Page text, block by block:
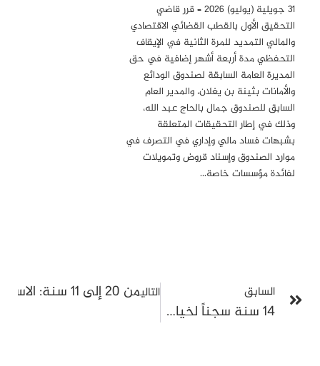
31 جويلية (يوليو) 2026 – قرر قاضي
التحقيق الأول بالقطب القضائي الاقتصادي
والمالي التمديد للمرة الثانية في الإيقاف
التحفظي مدة أربعة أشهر إضافية في حق
المديرة العامة السابقة لصندوق الودائع
والأمانات بثينة بن يغلان، والمدير العام
السابق للصندوق جمال بالحاج عبد الله،
وذلك في إطار التحقيقات المتعلقة
بشبهات فساد مالي وإداري في التصرف في
موارد الصندوق وإسناد قروض وتمويلات
لفائدة مؤسسات خاصة…
السابق
14 سنة سجناً لخيام التركي في قضية مالية: المرصد يندد بتوظيف القضاء المالي في ملاحقة المعارضين
التاليمن 20 إلى 11 سنة: الاستئناف يخفف أحكام قضية النقابة العامة للحرس في ملف جمع أموال لشهداء وجرحى الأمنيين